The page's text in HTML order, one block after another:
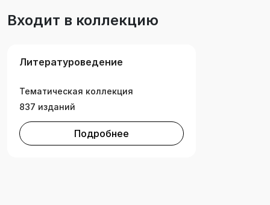
Входит в коллекцию
Литературоведение
Тематическая коллекция
837 изданий
Подробнее